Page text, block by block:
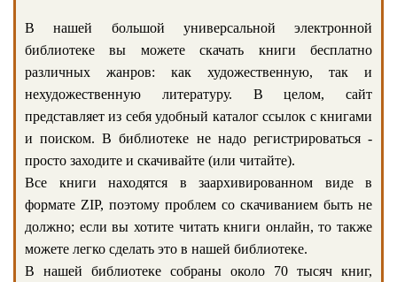
В нашей большой универсальной электронной
библиотеке вы можете скачать книги бесплатно
различных жанров: как художественную, так и
нехудожественную литературу. В целом, сайт
представляет из себя удобный каталог ссылок с книгами
и поиском. В библиотеке не надо регистрироваться -
просто заходите и скачивайте (или читайте).
Все книги находятся в заархивированном виде в
формате ZIP, поэтому проблем со скачиванием быть не
должно; если вы хотите читать книги онлайн, то также
можете легко сделать это в нашей библиотеке.
В нашей библиотеке собраны около 70 тысяч книг,